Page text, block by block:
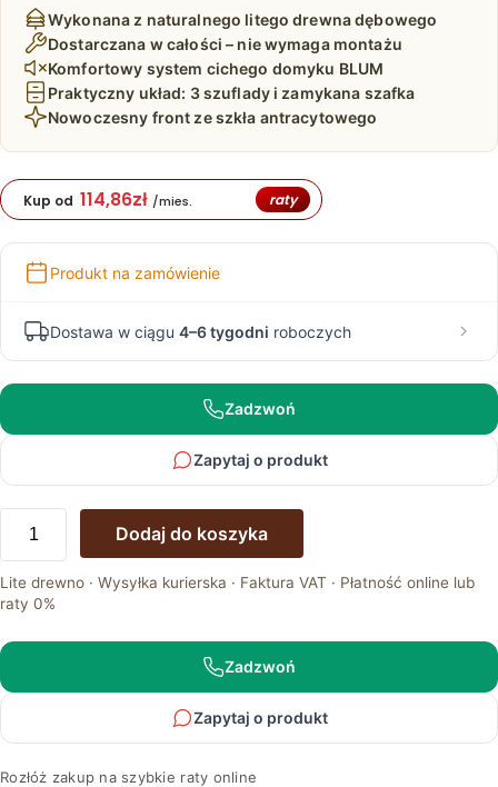
Wykonana z naturalnego litego drewna dębowego
Dostarczana w całości – nie wymaga montażu
Komfortowy system cichego domyku BLUM
Praktyczny układ: 3 szuflady i zamykana szafka
Nowoczesny front ze szkła antracytowego
Kup od 114,86zł /mies. raty
Produkt na zamówienie
Dostawa w ciągu 4–6 tygodni roboczych
Zadzwoń
Zapytaj o produkt
Drewniana
komoda
z
litego
drewna
1T3L
Dodaj do koszyka
Lite drewno · Wysyłka kurierska · Faktura VAT · Płatność online lub
raty 0%
Zadzwoń
Zapytaj o produkt
Rozłóż zakup na szybkie raty online